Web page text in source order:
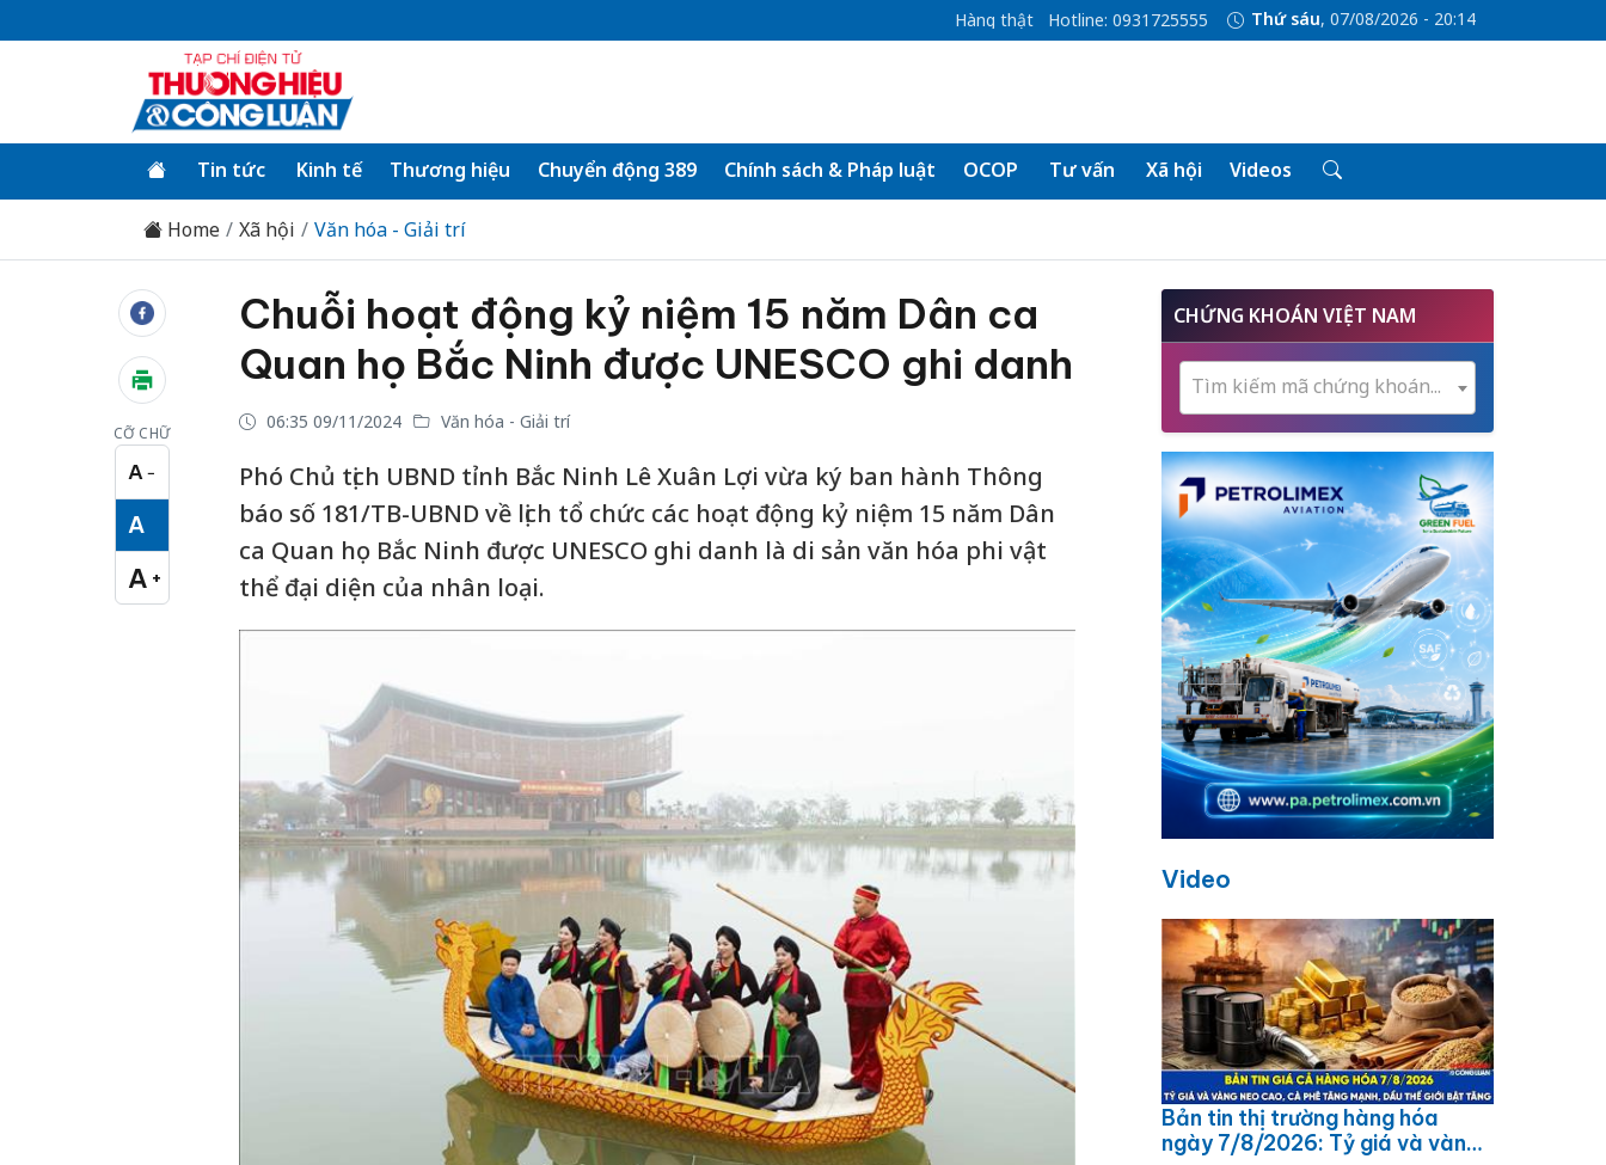
Hàng thật Hotline: 0931725555 Thứ sáu, 07/08/2026 - 20:14
Tin tức Kinh tế Thương hiệu Chuyển động 389 Chính sách & Pháp luật OCOP Tư vấn Xã hội Videos
Home Xã hội Văn hóa - Giải trí
CỠ CHỮ
A −
Cỡ chữ nhỏ
A
Cỡ chữ vừa
A +
Cỡ chữ lớn
Chuỗi hoạt động kỷ niệm 15 năm Dân ca
Quan họ Bắc Ninh được UNESCO ghi danh
06:35 09/11/2024 Văn hóa - Giải trí
Phó Chủ tịch UBND tỉnh Bắc Ninh Lê Xuân Lợi vừa ký ban hành Thông
báo số 181/TB-UBND về lịch tổ chức các hoạt động kỷ niệm 15 năm Dân
ca Quan họ Bắc Ninh được UNESCO ghi danh là di sản văn hóa phi vật
thể đại diện của nhân loại.
CHỨNG KHOÁN VIỆT NAM
Tìm kiếm mã chứng khoán...
Video
Bản tin thị trường hàng hóa
ngày 7/8/2026: Tỷ giá và vàng